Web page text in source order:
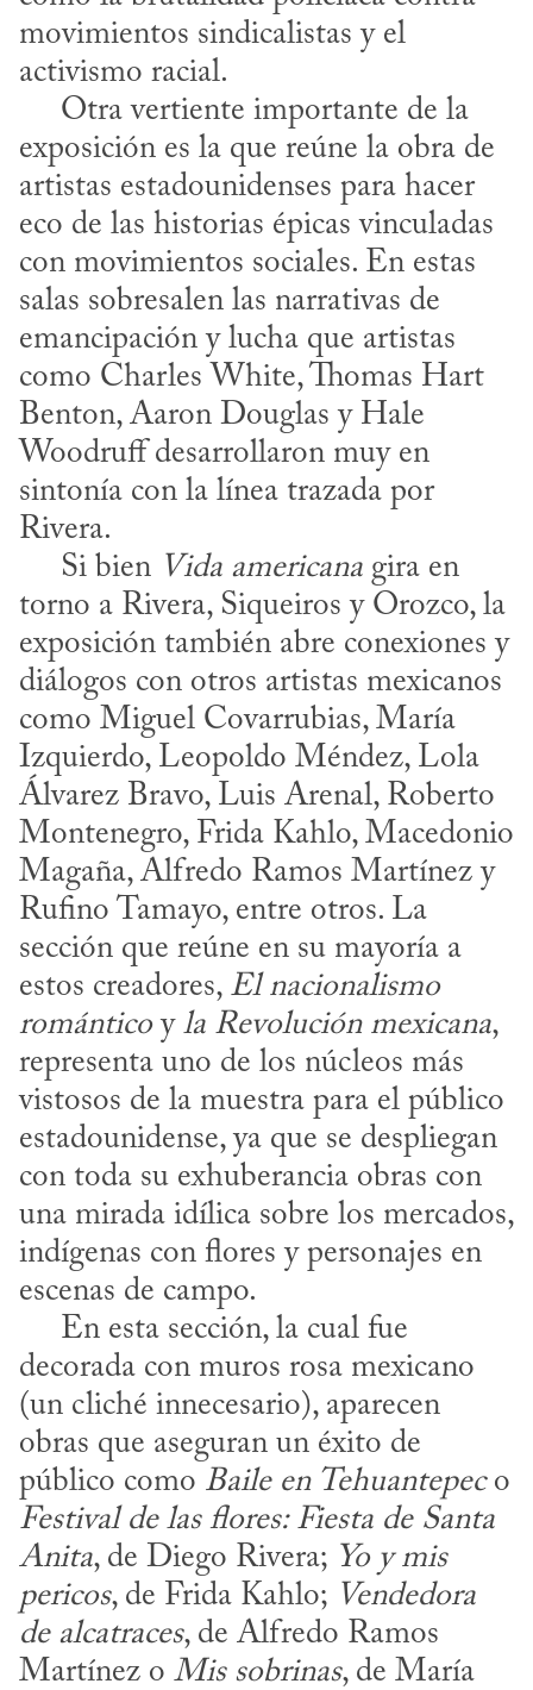
movimientos sindicalistas y el
activismo racial.
exposición es la que reúne la obra de
artistas estadounidenses para hacer
eco de las historias épicas vinculadas
con movimientos sociales. En estas
salas sobresalen las narrativas de
emancipación y lucha que artistas
como Charles White, Thomas Hart
Benton, Aaron Douglas y Hale
Woodruff desarrollaron muy en
sintonía con la línea trazada por
Rivera.
     Si bien
Vida americana gira en
torno a Rivera, Siqueiros y Orozco, la
exposición también abre conexiones y
diálogos con otros artistas mexicanos
como Miguel Covarrubias, María
Izquierdo, Leopoldo Méndez, Lola
Álvarez Bravo, Luis Arenal, Roberto
Montenegro, Frida Kahlo, Macedonio
Magaña, Alfredo Ramos Martínez y
Rufino Tamayo, entre otros. La
sección que reúne en su mayoría a
estos creadores, El nacionalismo
romántico y la Revolución mexicana,
representa uno de los núcleos más
vistosos de la muestra para el público
estadounidense, ya que se despliegan
con toda su exhuberancia obras con
una mirada idílica sobre los mercados,
indígenas con flores y personajes en
escenas de campo.
decorada con muros rosa mexicano
(un cliché innecesario), aparecen
obras que aseguran un éxito de
público como Baile en Tehuantepec
Festival de las flores: Fiesta de Santa
Anita, de Diego Rivera; Yo y mis
pericos, de Frida Kahlo; Vendedora
de alcatraces, de Alfredo Ramos
Martínez o Mis sobrinas, de María